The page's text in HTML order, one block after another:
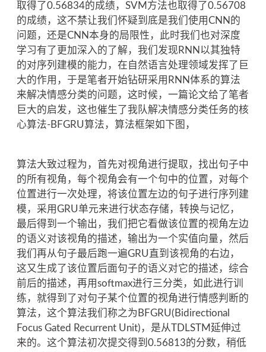
取得了0.56834的成绩，SVM方法也取得了0.56708
的成绩，这不禁让我们怀疑到底是我们使用CNN的
问题，还是CNN本身的局限性，此时我们也对深度
学习有了更加深入的了解，我们发现RNN以其独特
的对序列建模的能力，在自然语言处理领域发挥了巨
大的作用，于是笔者开始钻研采用RNN体系的算法
来解决情感分类的问题，这时候，一篇论文给了笔者
巨大的启发，这也催生了我队解决情感分类任务的核
心算法-BFGRU算法，算法框架如下图，
算法大致过程为，首先对视角进行提取，找出句子中
的所有视角，每个视角会有一个句中的位置，对每个
位置进行一次处理，将该位置左边的句子进行序列建
模，采用GRU单元来进行状态存储，转换与记忆，
最后得到一个输出，我们把它看做该位置的视角左边
的语义对该视角的描述，输出为一个实值向量，然后
我们再从句子最后跑一遍GRU直到该视角的右边，
这又生成了该位置后面句子的语义对它的描述，综合
前后的描述，再用softmax进行三分类，如此进行训
练，就得到了对句子某个位置的视角进行情感判断的
算法，这个算法我们称之为BFGRU(Bidirectional
Focus Gated Recurrent Unit)，是从TDLSTM延伸过
来的。这个算法初次提交得到0.56813的分数，稍低